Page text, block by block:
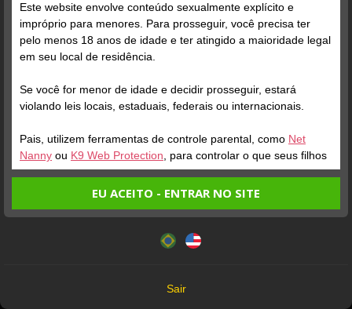
Verifique sua conta Verifique sua conta
1
Este website utiliza cookies e tecnologias semelhantes de
Política de Privacidade
você concorda com estes termos.
Este website envolve conteúdo sexualmente explícito e
impróprio para menores. Para prosseguir, você precisa ter
pelo menos 18 anos de idade e ter atingido a maioridade legal
em seu local de residência.
Se você for menor de idade e decidir prosseguir, estará
violando leis locais, estaduais, federais ou internacionais.
Pais, utilizem ferramentas de controle parental, como Net
Nanny ou K9 Web Protection, para controlar o que seus filhos
veem.
fatos:
Tenho ao menos 18 anos de idade e sou maior de idade
EU ACEITO - ENTRAR NO SITE
Sair